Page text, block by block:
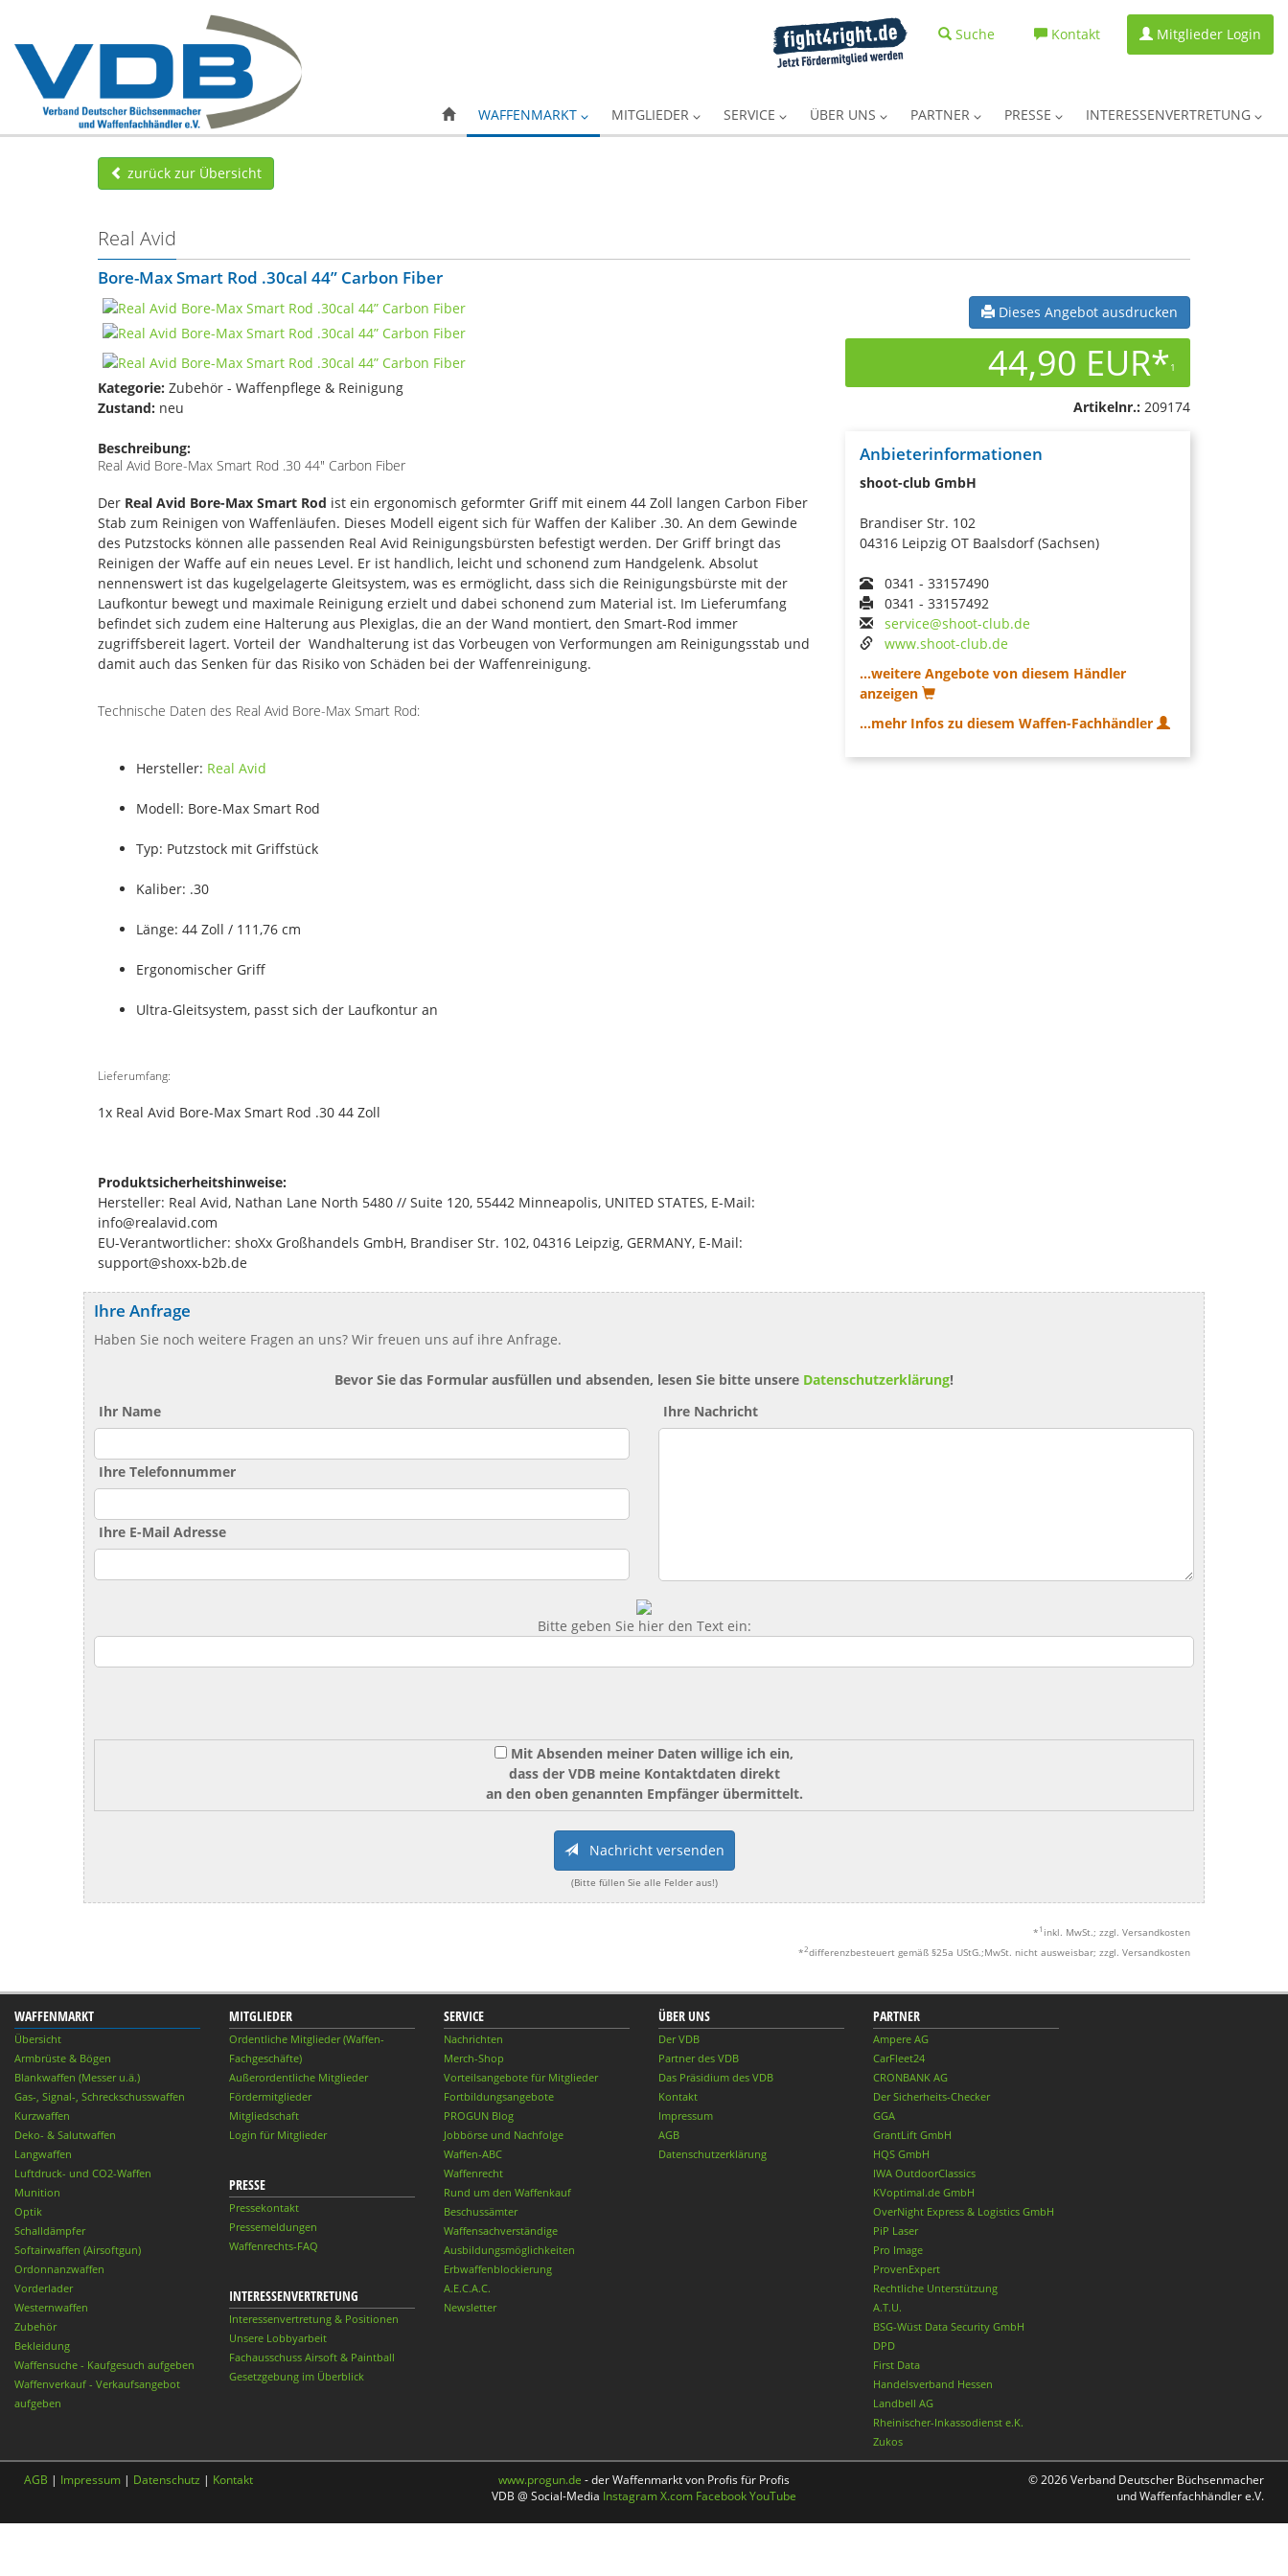
Suche Kontakt Mitglieder Login
WAFFENMARKT MITGLIEDER SERVICE ÜBER UNS PARTNER PRESSE INTERESSENVERTRETUNG
zurück zur Übersicht
Real Avid
Bore-Max Smart Rod .30cal 44” Carbon Fiber
Kategorie: Zubehör - Waffenpflege & Reinigung
Zustand: neu
Beschreibung:
Real Avid Bore-Max Smart Rod .30 44" Carbon Fiber
Der Real Avid Bore-Max Smart Rod ist ein ergonomisch geformter Griff mit einem 44 Zoll langen Carbon Fiber
Stab zum Reinigen von Waffenläufen. Dieses Modell eigent sich für Waffen der Kaliber .30. An dem Gewinde
des Putzstocks können alle passenden Real Avid Reinigungsbürsten befestigt werden. Der Griff bringt das
Reinigen der Waffe auf ein neues Level. Er ist handlich, leicht und schonend zum Handgelenk. Absolut
nennenswert ist das kugelgelagerte Gleitsystem, was es ermöglicht, dass sich die Reinigungsbürste mit der
Laufkontur bewegt und maximale Reinigung erzielt und dabei schonend zum Material ist. Im Lieferumfang
befindet sich zudem eine Halterung aus Plexiglas, die an der Wand montiert, den Smart-Rod immer
zugriffsbereit lagert. Vorteil der Wandhalterung ist das Vorbeugen von Verformungen am Reinigungsstab und
damit auch das Senken für das Risiko von Schäden bei der Waffenreinigung.
Technische Daten des Real Avid Bore-Max Smart Rod:
Hersteller: Real Avid
Modell: Bore-Max Smart Rod
Typ: Putzstock mit Griffstück
Kaliber: .30
Länge: 44 Zoll / 111,76 cm
Ergonomischer Griff
Ultra-Gleitsystem, passt sich der Laufkontur an
Lieferumfang:
1x Real Avid Bore-Max Smart Rod .30 44 Zoll
Produktsicherheitshinweise:
Hersteller: Real Avid, Nathan Lane North 5480 // Suite 120, 55442 Minneapolis, UNITED STATES, E-Mail:
info@realavid.com
EU-Verantwortlicher: shoXx Großhandels GmbH, Brandiser Str. 102, 04316 Leipzig, GERMANY, E-Mail:
support@shoxx-b2b.de
Dieses Angebot ausdrucken
44,90 EUR*1
Artikelnr.: 209174
Anbieterinformationen
shoot-club GmbH
Brandiser Str. 102
04316 Leipzig OT Baalsdorf (Sachsen)
0341 - 33157490
0341 - 33157492
service@shoot-club.de
www.shoot-club.de
...weitere Angebote von diesem Händler
anzeigen
...mehr Infos zu diesem Waffen-Fachhändler
Ihre Anfrage
Haben Sie noch weitere Fragen an uns? Wir freuen uns auf ihre Anfrage.
Bevor Sie das Formular ausfüllen und absenden, lesen Sie bitte unsere Datenschutzerklärung!
Ihr Name
Ihre Telefonnummer
Ihre E-Mail Adresse
Ihre Nachricht
Bitte geben Sie hier den Text ein:
Mit Absenden meiner Daten willige ich ein,
dass der VDB meine Kontaktdaten direkt
an den oben genannten Empfänger übermittelt.
Nachricht versenden
(Bitte füllen Sie alle Felder aus!)
* 1 inkl. MwSt.; zzgl. Versandkosten
*2differenzbesteuert gemäß §25a UStG.;MwSt. nicht ausweisbar; zzgl. Versandkosten
WAFFENMARKT
Übersicht
Armbrüste & Bögen
Blankwaffen (Messer u.ä.)
Gas-, Signal-, Schreckschusswaffen
Kurzwaffen
Deko- & Salutwaffen
Langwaffen
Luftdruck- und CO2-Waffen
Munition
Optik
Schalldämpfer
Softairwaffen (Airsoftgun)
Ordonnanzwaffen
Vorderlader
Westernwaffen
Zubehör
Bekleidung
Waffensuche - Kaufgesuch aufgeben
Waffenverkauf - Verkaufsangebot
aufgeben
MITGLIEDER
Ordentliche Mitglieder (Waffen-
Fachgeschäfte)
Außerordentliche Mitglieder
Fördermitglieder
Mitgliedschaft
Login für Mitglieder
PRESSE
Pressekontakt
Pressemeldungen
Waffenrechts-FAQ
INTERESSENVERTRETUNG
Interessenvertretung & Positionen
Unsere Lobbyarbeit
Fachausschuss Airsoft & Paintball
Gesetzgebung im Überblick
SERVICE
Nachrichten
Merch-Shop
Vorteilsangebote für Mitglieder
Fortbildungsangebote
PROGUN Blog
Jobbörse und Nachfolge
Waffen-ABC
Waffenrecht
Rund um den Waffenkauf
Beschussämter
Waffensachverständige
Ausbildungsmöglichkeiten
Erbwaffenblockierung
A.E.C.A.C.
Newsletter
ÜBER UNS
Der VDB
Partner des VDB
Das Präsidium des VDB
Kontakt
Impressum
AGB
Datenschutzerklärung
PARTNER
Ampere AG
CarFleet24
CRONBANK AG
Der Sicherheits-Checker
GGA
GrantLift GmbH
HQS GmbH
IWA OutdoorClassics
KVoptimal.de GmbH
OverNight Express & Logistics GmbH
PiP Laser
Pro Image
ProvenExpert
Rechtliche Unterstützung
A.T.U.
BSG-Wüst Data Security GmbH
DPD
First Data
Handelsverband Hessen
Landbell AG
Rheinischer-Inkassodienst e.K.
Zukos
AGB | Impressum | Datenschutz | Kontakt www.progun.de - der Waffenmarkt von Profis für Profis
VDB @ Social-Media InstagramX.com FacebookYouTube
© 2026 Verband Deutscher Büchsenmacher
und Waffenfachhändler e.V.